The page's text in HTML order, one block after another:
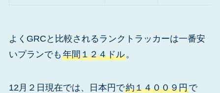
よくGRCと比較されるランクトラッカーは一番安
いプランでも 年間１２４ドル。
12月２日現在では、日本円で約１４００９円で